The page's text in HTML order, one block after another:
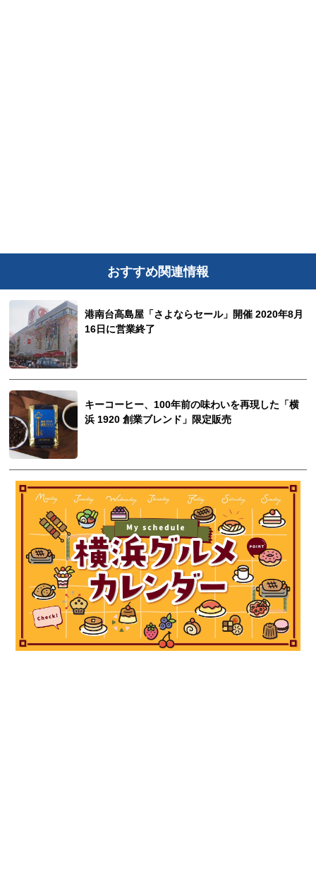
おすすめ関連情報
港南台高島屋「さよならセール」開催 2020年8月
16日に営業終了
キーコーヒー、100年前の味わいを再現した「横
浜 1920 創業ブレンド」限定販売